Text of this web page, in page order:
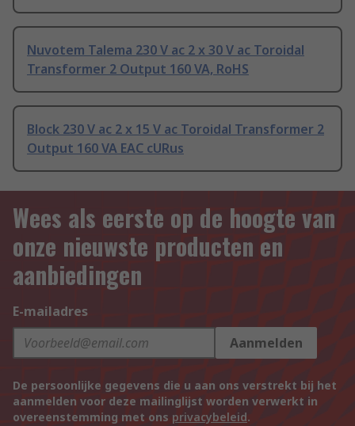
Nuvotem Talema 230 V ac 2 x 30 V ac Toroidal
Transformer 2 Output 160 VA, RoHS
Block 230 V ac 2 x 15 V ac Toroidal Transformer 2
Output 160 VA EAC cURus
Wees als eerste op de hoogte van
onze nieuwste producten en
aanbiedingen
E-mailadres
Aanmelden
De persoonlijke gegevens die u aan ons verstrekt bij het
aanmelden voor deze mailinglijst worden verwerkt in
overeenstemming met ons privacybeleid.